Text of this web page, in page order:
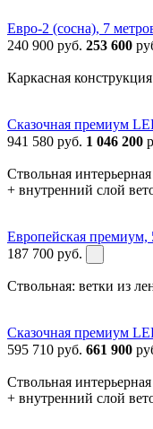
Евро-2 (сосна), 7
240 900 руб. 253 600
Каркасная
Сказочная премиум
941 580 руб. 1 046 200
Ствольная
+ внутренний слой
Европейская премиум,
187 700 руб.
Ствольная: ветки из
Сказочная премиум
595 710 руб. 661 900
Ствольная
+ внутренний слой